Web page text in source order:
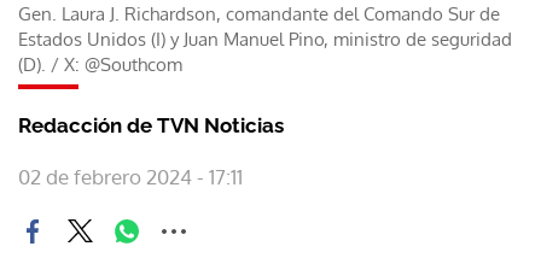
Gen. Laura J. Richardson, comandante del Comando Sur de
Estados Unidos (I) y Juan Manuel Pino, ministro de seguridad
(D). / X: @Southcom
Redacción de TVN Noticias
02 de febrero 2024 - 17:11